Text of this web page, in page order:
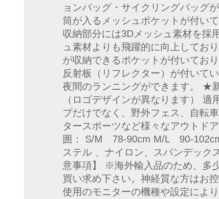
ョンバッグ・サイクリングバッグ
筒が入るメッシュポケットが付い
収納部分には3Dメッシュ素材を採
ュ素材よりも飛躍的に向上してお
が収納できるポケットが付いてお
反射板（リフレクター）が付いて
夜間のランニングができます。 ★
（ロゴデザインが異なります）
プだけでなく、野外フェス、自転
タースポーツなど様々なアウトド
囲： S/M 78-90cm M/L 90-
ステル 、ナイロン、スパンデック
意事項】 ※海外輸入品のため、多
買い求め下さい。神経質な方はお
使用のモニターの機種や設定によ